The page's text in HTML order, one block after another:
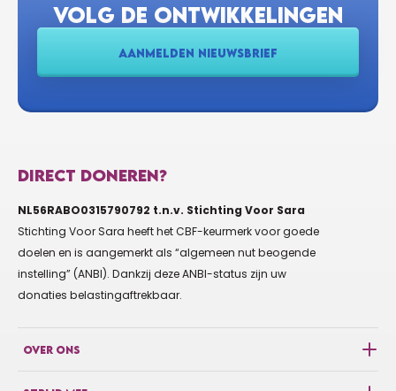
VOLG DE ONTWIKKELINGEN
AANMELDEN NIEUWSBRIEF
DIRECT DONEREN?
NL56RABO0315790792 t.n.v. Stichting Voor Sara
Stichting Voor Sara heeft het CBF-keurmerk voor goede
doelen en is aangemerkt als “algemeen nut beogende
instelling” (ANBI). Dankzij deze ANBI-status zijn uw
donaties belastingaftrekbaar.
OVER ONS